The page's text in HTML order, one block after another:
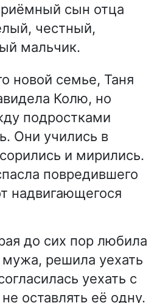
сын отца
честный,
мальчик.
новой семье, Таня
Колю, но
подростками
Они учились в
и мирились.
повредившего
надвигающегося
до сих пор любила
решила уехать
уехать с
оставлять её одну.